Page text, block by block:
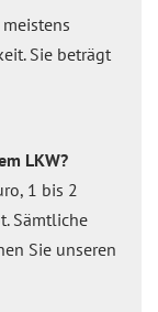
Sie beträgt
LKW?
1 bis 2
Sämtliche
Sie unseren